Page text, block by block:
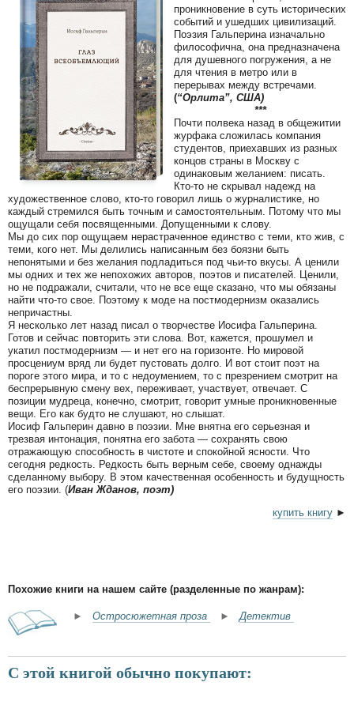
проникновение в суть исторических
событий и ушедших цивилизаций.
Поэзия Гальперина изначально
философична, она предназначена
для душевного погружения, а не
для чтения в метро или в
перерывах между встречами.
(“Орлита”, США)
***
Почти полвека назад в общежитии
журфака сложилась компания
студентов, приехавших из разных
концов страны в Москву с
одинаковым желанием: писать.
Кто-то не скрывал надежд на
художественное слово, кто-то говорил лишь о журналистике, но
каждый стремился быть точным и самостоятельным. Потому что мы
ощущали себя посвященными. Допущенными к слову.
Мы до сих пор ощущаем нерастраченное единство с теми, кто жив, с
теми, кого нет. Мы делились написанным без боязни быть
непонятыми и без желания подладиться под чьи-то вкусы. А ценили
мы одних и тех же непохожих авторов, поэтов и писателей. Ценили,
но не подражали, считали, что не все еще сказано, что мы обязаны
найти что-то свое. Поэтому к моде на постмодернизм оказались
непричастны.
Я несколько лет назад писал о творчестве Иосифа Гальперина.
Готов и сейчас повторить эти слова. Вот, кажется, прошумел и
укатил постмодернизм — и нет его на горизонте. Но мировой
просцениум вряд ли будет пустовать долго. И вот стоит поэт на
пороге этого мира, и то с недоумением, то с презрением смотрит на
беспрерывную смену вех, переживает, участвует, отвечает. С
позиции мудреца, конечно, смотрит, говорит умные проникновенные
вещи. Его как будто не слушают, но слышат.
Иосиф Гальперин давно в поэзии. Мне внятна его серьезная и
трезвая интонация, понятна его забота — сохранять свою
отражающую способность в чистоте и спокойной ясности. Что
сегодня редкость. Редкость быть верным себе, своему однажды
сделанному выбору. В этом качественная особенность и будущность
его поэзии. (Иван Жданов, поэт)
купить книгу ►
Похожие книги на нашем сайте (разделенные по жанрам):
► Остросюжетная проза ► Детектив
С этой книгой обычно покупают: